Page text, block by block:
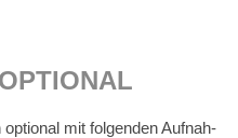
mit fol­gen­den Auf­nah­